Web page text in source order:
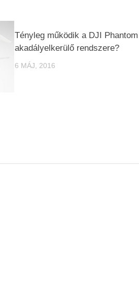
Tényleg működik a DJI
akadályelkerülő rendszere?
6 MÁJ, 2016